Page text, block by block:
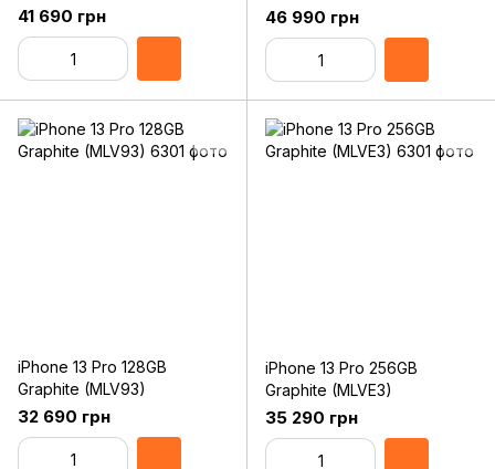
41 690 грн 46 990 грн
iPhone 13 Pro 128GB
Graphite (MLV93)
32 690 грн
iPhone 13 Pro 256GB
Graphite (MLVE3)
35 290 грн